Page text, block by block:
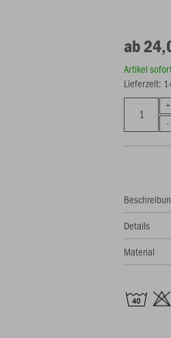
ab
Artikel
Lieferzeit:
Details
Material